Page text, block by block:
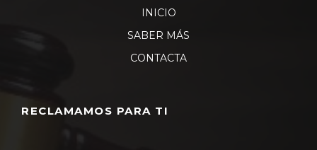
INICIO
SABER MÁS
CONTACTA
RECLAMAMOS PARA TI